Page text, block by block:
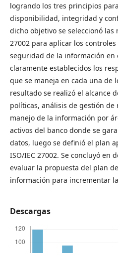
logrando los tres principios
disponibilidad, integridad y
dicho objetivo se seleccionó las
27002 para aplicar los
seguridad de la información en
claramente establecidos los
que se maneja en cada una de
resultado se realizó el alcance
políticas, análisis de gestión
manejo de la información por
activos del banco donde se
datos, luego se definió el plan
ISO/IEC 27002. Se concluyó en
evaluar la propuesta del plan
información para incrementar
Descargas